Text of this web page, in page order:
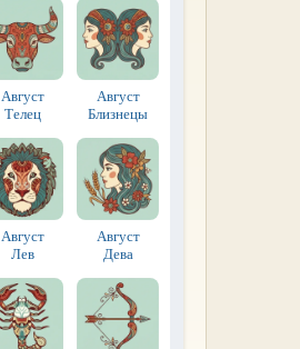
Август
Телец
Август
Близнецы
Август
Лев
Август
Дева